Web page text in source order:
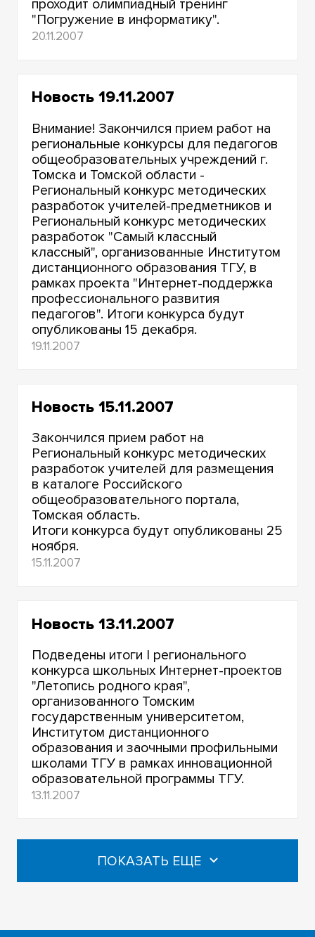
проходит олимпиадный тренинг
"Погружение в информатику".
20.11.2007
Новость 19.11.2007
Внимание! Закончился прием работ на
региональные конкурсы для педагогов
общеобразовательных учреждений г.
Томска и Томской области -
Региональный конкурс методических
разработок учителей-предметников и
Региональный конкурс методических
разработок "Самый классный
классный", организованные Институтом
дистанционного образования ТГУ, в
рамках проекта "Интернет-поддержка
профессионального развития
педагогов". Итоги конкурса будут
опубликованы 15 декабря.
19.11.2007
Новость 15.11.2007
Закончился прием работ на
Региональный конкурс методических
разработок учителей для размещения
в каталоге Российского
общеобразовательного портала,
Томская область.
Итоги конкурса будут опубликованы 25
ноября.
15.11.2007
Новость 13.11.2007
Подведены итоги I регионального
конкурса школьных Интернет-проектов
"Летопись родного края",
организованного Томским
государственным университетом,
Институтом дистанционного
образования и заочными профильными
школами ТГУ в рамках инновационной
образовательной программы ТГУ.
13.11.2007
ПОКАЗАТЬ ЕЩЕ